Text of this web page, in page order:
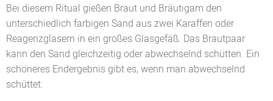
Bei diesem Ritual gießen Braut und Bräutigam den
unterschiedlich farbigen Sand aus zwei Karaffen oder
Reagenzgläsern in ein großes Glasgefäß. Das Brautpaar
kann den Sand gleichzeitig oder abwechselnd schütten. Ein
schöneres Endergebnis gibt es, wenn man abwechselnd
schüttet.